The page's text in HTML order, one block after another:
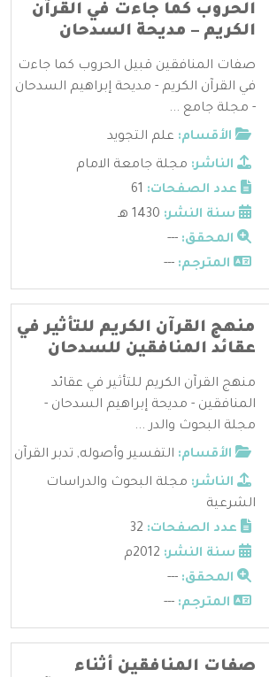
الحروب كما جاءت في القرآن
الكريم – مديحة السدحان
صفات المنافقين قبيل الحروب كما جاءت
في القرآن الكريم - مديحة إبراهيم السدحان
- مجلة جامع ...
الأقسام: علم التجويد
الناشر: مجلة جامعة الامام
عدد الصفحات:
سنة النشر:
المحقق: ---
المترجم: ---
منهج القرآن الكريم للتأثير في
عقائد المنافقين للسدحان
منهج القرآن الكريم للتأثير في عقائد
المنافقين - مديحة إبراهيم السدحان -
مجلة البحوث والدر ...
الأقسام: التفسير وأصوله, تدبر القرآن
الناشر: مجلة البحوث والدراسات
الشرعية
عدد الصفحات:
سنة النشر:
المحقق: ---
المترجم: ---
صفات المنافقين أثناء